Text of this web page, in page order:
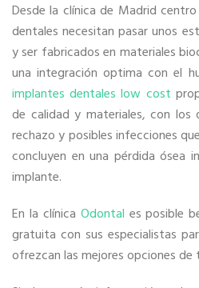
Desde la clínica de Madrid
dentales necesitan pasar unos
y ser fabricados en materiales
una integración optima con el
implantes dentales low cost
de calidad y materiales, con los
rechazo y posibles infecciones
concluyen en una pérdida ósea
implante.
En la clínica Odontal es posible
gratuita con sus especialistas
ofrezcan las mejores opciones